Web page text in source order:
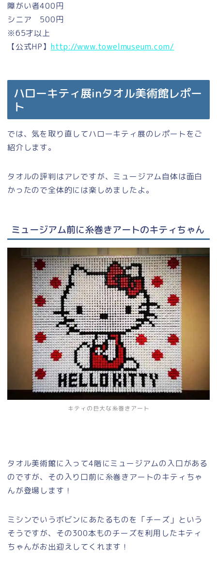
障がい者400円
シニア 500円
※65才以上
【公式HP】 http://www.towelmuseum.com/
ハローキティ展inタオル美術館レポー
ト
では、気を取り直してハローキティ展のレポートをご
紹介します。
タオルの評判はアレですが、ミュージアム自体は面白
かったので全体的には楽しめましたよ。
ミュージアム前に糸巻きアートのキティちゃん
キティの巨大な糸巻きアート
タオル美術館に入って4階にミュージアムの入口がある
のですが、その入り口前に糸巻きアートのキティちゃ
んが登場します！
ミシンでいうボビンにあたるものを「チーズ」という
そうですが、その300本ものチーズを利用したキティ
ちゃんがお出迎えしてくれます！